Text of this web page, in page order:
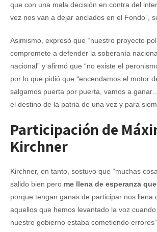
que con una mala decisión en contra del
vez nos van a dejar anclados en el Fondo”,
Asimismo, expresó que “nuestro proyecto
compromete a defender la soberanía
nacional” y afirmó que “no existe el
por lo que pidió que “encendamos el motor
salgamos puerta por puerta, vamos a
el destino de la patria de una vez y para
Participación de
Kirchner
Kirchner, en tanto, sostuvo que “muchas
salido bien pero me llena de esperanza
porque tengan ganas de participar nos llena
aquellos que hemos levantado la voz
nuestro gobierno estaba cometiendo errores”.